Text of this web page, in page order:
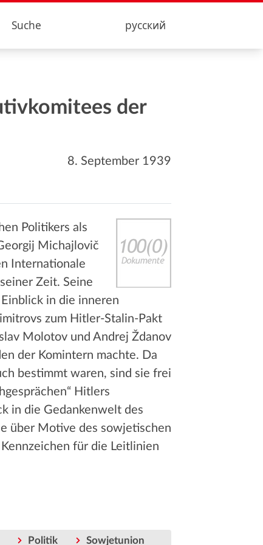
Suche русский
der
8. September 1939
Politikers als
Michajlovič
Internationale
Zeit. Seine
in die inneren
zum Hitler-Stalin-Pakt
Molotov und Andrej Ždanov
der Komintern machte. Da
bestimmt waren, sind sie frei
Hitlers
in die Gedankenwelt des
über Motive des sowjetischen
für die Leitlinien
Politik Sowjetunion